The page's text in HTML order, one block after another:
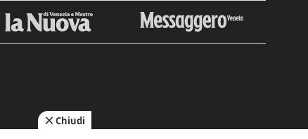
Chiudi